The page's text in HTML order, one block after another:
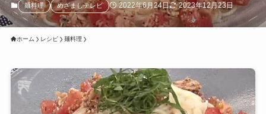
麺料理 めざましテレビ 2022年6月24日 2023年12月23日
ホーム レシピ 麺料理